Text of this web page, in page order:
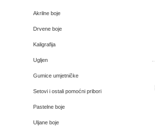
Akrilne boje
Drvene boje
Kaligrafija
Ugljen
Gumice umjetničke
Setovi i ostali pomoćni pribori
Pastelne boje
Uljane boje